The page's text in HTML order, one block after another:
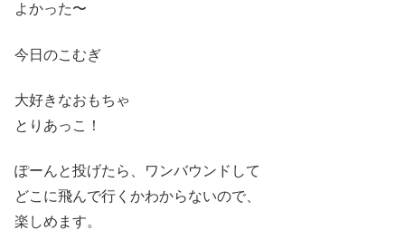
よかった〜
今日のこむぎ
大好きなおもちゃ
とりあっこ！
ぽーんと投げたら、ワンバウンドして
どこに飛んで行くかわからないので、
楽しめます。